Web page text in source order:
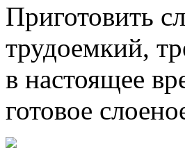
Приготовить
трудоемкий,
в настоящее
готовое